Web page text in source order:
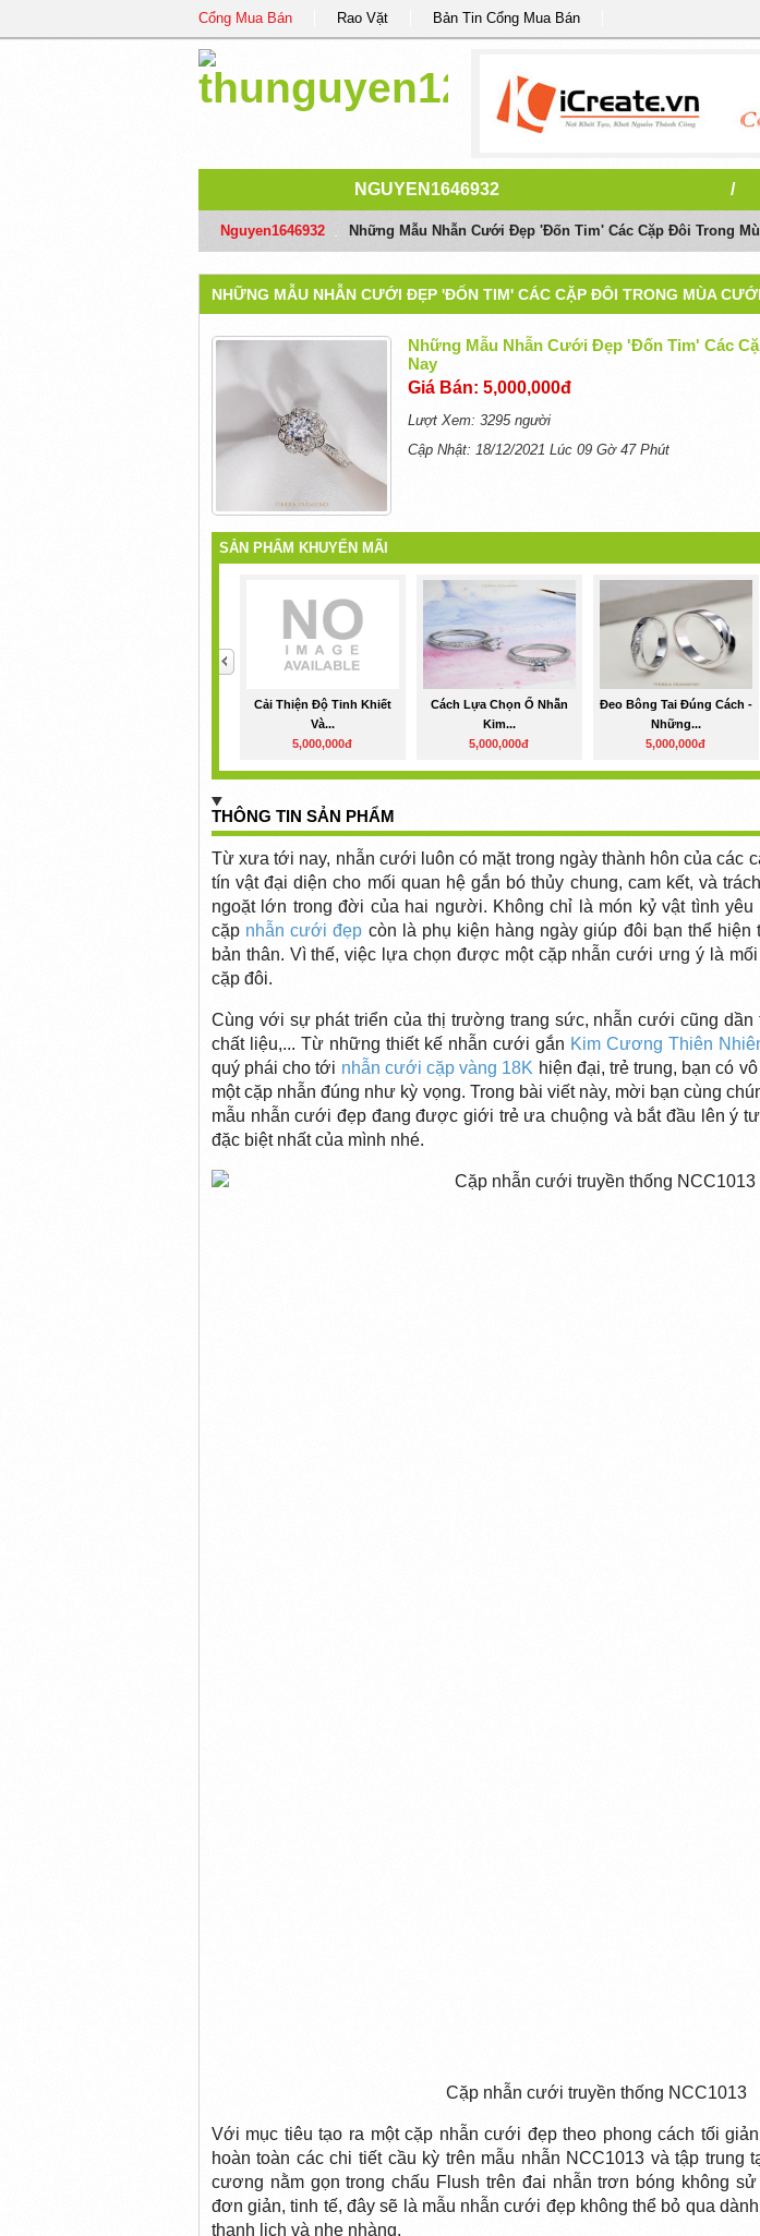
Cổng Mua Bán Rao Vặt Bản Tin Cổng Mua Bán
NGUYEN1646932 /
Nguyen1646932 Những Mẫu Nhẫn Cưới Đẹp 'đốn Tim' Các Cặp Đôi Trong
NHỮNG MẪU NHẪN CƯỚI ĐẸP 'ĐỐN TIM' CÁC CẶP ĐÔI TRONG MÙA
Những Mẫu Nhẫn Cưới Đẹp 'đốn Tim' Các
Nay
Giá Bán: 5,000,000đ
Lượt Xem: 3295 người
Cập Nhật: 18/12/2021 Lúc 09 Gờ 47 Phút
SẢN PHẨM KHUYẾN MÃI
Cải Thiện Độ Tinh Khiết
Và...
5,000,000đ
Cách Lựa Chọn Ổ Nhẫn
Kim...
5,000,000đ
Đeo Bông Tai Đúng Cách -
Những...
5,000,000đ
THÔNG TIN SẢN PHẨM
Từ xưa tới nay, nhẫn cưới luôn có mặt trong ngày thành hôn của các
tín vật đại diện cho mối quan hệ gắn bó thủy chung, cam kết, và
ngoặt lớn trong đời của hai người. Không chỉ là món kỷ vật tình yêu
cặp nhẫn cưới đẹp còn là phụ kiện hàng ngày giúp đôi bạn thể hiện
bản thân. Vì thế, việc lựa chọn được một cặp nhẫn cưới ưng ý là
cặp đôi.
Cùng với sự phát triển của thị trường trang sức, nhẫn cưới cũng dần
chất liệu,... Từ những thiết kế nhẫn cưới gắn Kim Cương Thiên
quý phái cho tới nhẫn cưới cặp vàng 18K hiện đại, trẻ trung, bạn có
một cặp nhẫn đúng như kỳ vọng. Trong bài viết này, mời bạn cùng
mẫu nhẫn cưới đẹp đang được giới trẻ ưa chuộng và bắt đầu lên ý
đặc biệt nhất của mình nhé.
Cặp nhẫn cưới truyền thống NCC1013
Với mục tiêu tạo ra một cặp nhẫn cưới đẹp theo phong cách tối
hoàn toàn các chi tiết cầu kỳ trên mẫu nhẫn NCC1013 và tập trung
cương nằm gọn trong chấu Flush trên đai nhẫn trơn bóng không
đơn giản, tinh tế, đây sẽ là mẫu nhẫn cưới đẹp không thể bỏ qua
thanh lịch và nhẹ nhàng.